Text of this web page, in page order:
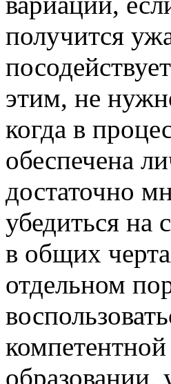
получится
этим, не
когда в
обеспечена
достаточно
убедиться на
в общих
отдельном
образовании,